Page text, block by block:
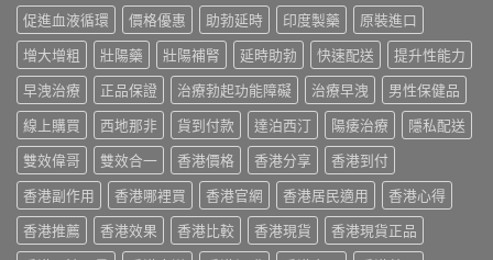
貨
分
辨
與
購
買
指
南〉
中
划
算？
POXET-
60
與
原
廠
比
較
及
正
貨
分
邊
度
買
最
抵？
Super
Tadarise
雙
效
片
效
果
與
選
推
薦
2026：
香
港
男
士
必
睇
的
印
度
仿
製
促進血液循環 價格優惠 助勃延時 印度製藥
原裝進口
增大增粗
壯陽藥 壯陽補腎 延時助勃 快速配送
提升性能力
早洩治療
正品保證 治療勃起功能障礙 治療早洩
男性保健品
線上購買
西地那非 貨到付款 達泊西汀 陽痿治療
隱私配送
雙效偉哥
雙效合一 香港價格 香港分享
香港到付
香港副作用
香港哪裡買 香港官網 香港居民適用
香港心得
香港推薦
香港效果 香港比較 香港現貨
香港現貨正品